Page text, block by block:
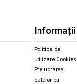
Politica de
utilizare Cookies
Prelucrarea
datelor cu